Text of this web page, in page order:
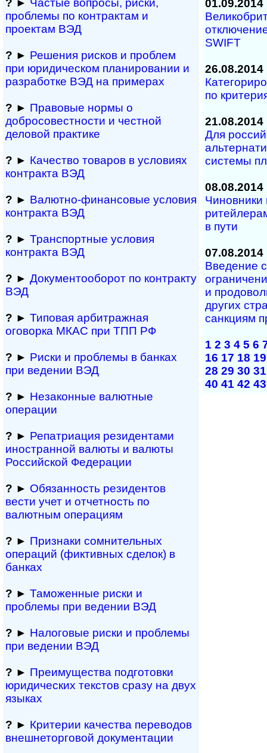
? ► Частые вопросы, рис­ки,
проблемы по конт­рактам и
проектам ВЭД
? ► Решения рисков и про­блем
при юридичес­ком планирова­нии и
разра­ботке ВЭД на примерах
? ► Правовые нормы о
добросовестности и чест­ной
деловой практике
? ► Качество товаров в условиях
контракта ВЭД
? ► Валютно-финансовые условия
контракта ВЭД
? ► Транспортные условия
контракта ВЭД
? ► Документооборот по контракту
ВЭД
? ► Типовая арбитражная
оговорка МКАС при ТПП РФ
? ► Риски и проблемы в банках
при ведении ВЭД
? ► Незаконные валютные
операции
? ► Репатриация ре­зи­ден­та­ми
иностранной ва­лю­ты и валюты
Рос­сий­ской Федерации
? ► Обязанность резиден­тов
вести учет и отчетность по
валютным операциям
? ► Признаки сомнитель­ных
операций (фиктивных сделок) в
банках
? ► Таможенные риски и
проблемы при ведении ВЭД
? ► Налоговые риски и проблемы
при ведении ВЭД
? ► Преимущества под­гото­вки
юри­ди­чес­ких тек­с­тов сразу на двух
языках
? ► Критерии качества переводов
внешне­тор­го­вой документации
01.09.2014
SWIFT
26.08.2014
по
21.08.2014
Для
системы
08.08.2014
Чиновники
в пути
07.08.2014
Введение
и
других
санкциям
1 2 3 4 5 6
16 17 18 19
28 29 30 31
40 41 42 43